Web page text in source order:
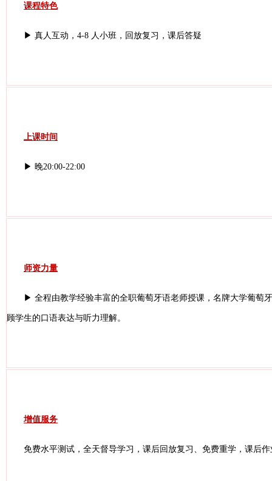
课程特色
▶ 真人互动，4-8 人小班，回放复习，课后答疑
上课时间
▶ 晚20:00-22:00
师资力量
▶ 全程由教学经验丰富的全职葡萄牙语老师授课，名牌大学葡萄
顾学生的口语表达与听力理解。
增值服务
免费水平测试，全天督导学习，课后回放复习、免费重学，课后